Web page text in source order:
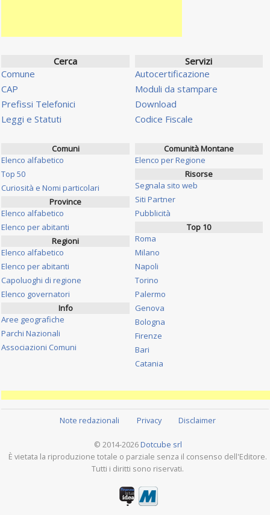
Cerca
Comune
CAP
Prefissi Telefonici
Leggi e Statuti
Servizi
Autocertificazione
Moduli da stampare
Download
Codice Fiscale
Comuni
Elenco alfabetico
Top 50
Curiosità e Nomi particolari
Province
Elenco alfabetico
Elenco per abitanti
Regioni
Elenco alfabetico
Elenco per abitanti
Capoluoghi di regione
Elenco governatori
Info
Aree geografiche
Parchi Nazionali
Associazioni Comuni
Comunità Montane
Elenco per Regione
Risorse
Segnala sito web
Siti Partner
Pubblicità
Top 10
Roma
Milano
Napoli
Torino
Palermo
Genova
Bologna
Firenze
Bari
Catania
Note redazionali Privacy Disclaimer
© 2014-2026 Dotcube srl
È vietata la riproduzione totale o parziale senza il consenso dell'Editore.
Tutti i diritti sono riservati.